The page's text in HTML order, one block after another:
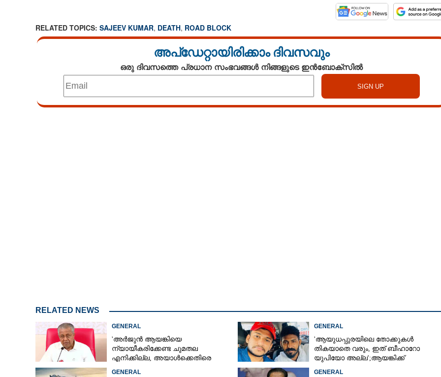
RELATED TOPICS: SAJEEV KUMAR, DEATH, ROAD BLOCK
അപ്ഡേറ്റായിരിക്കാം ദിവസവും
ഒരു ദിവസത്തെ പ്രധാന സംഭവങ്ങൾ നിങ്ങളുടെ ഇൻബോക്സിൽ
RELATED NEWS
GENERAL
'അർജുൻ ആയങ്കിയെ
ന്യായീകരിക്കേണ്ട ചുമതല
എനിക്കില്ല, അയാൾക്കെതിരെ
GENERAL
'ആയുധപ്പുരയിലെ തോക്കുകൾ
തികയാതെ വരും, ഇത് ബീഹാറോ
യുപിയോ അല്ല';ആയങ്കിക്ക്
GENERAL GENERAL
Share this link